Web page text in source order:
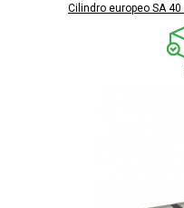
Cilindro europeo SA